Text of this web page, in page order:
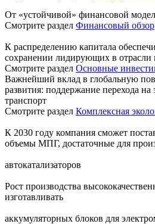
От «устойчивой» финансовой
Смотрите раздел Финансовый обзор
К распределению капитала
сохранении лидирующих в отрасли
Смотрите раздел Основные
Важнейший вклад в глобальную
развития: поддержание перехода на
транспорт
Смотрите раздел Комплексная
К 2030 году компания сможет
объемы МПГ, достаточные для
автокатализаторов
Рост производства
изготавливать
аккумуляторных блоков для